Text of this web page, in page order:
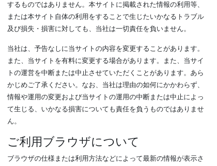
するものではありません。本サイトに掲載された情報の利用等、
または本サイト自体の利用をすることで生じたいかなるトラブル
及び損失・損害に対しても、当社は一切責任を負いません。
当社は、予告なしに当サイトの内容を変更することがあります。
また、当サイトを有料に変更する場合があります。また、当サイ
トの運営を中断または中止させていただくことがあります。あら
かじめご了承ください。なお、当社は理由の如何にかかわらず、
情報や運用の変更および当サイトの運用の中断または中止によっ
て生じる、いかなる損害についても責任を負うものではありませ
ん。
ご利用ブラウザについて
ブラウザの仕様または利用方法などによって最新の情報が表示さ